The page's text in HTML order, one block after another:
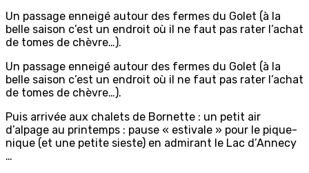
Un passage enneigé autour des fermes du Golet (à la
belle saison c’est un endroit où il ne faut pas rater l’achat
de tomes de chèvre…).
Un passage enneigé autour des fermes du Golet (à la
belle saison c’est un endroit où il ne faut pas rater l’achat
de tomes de chèvre…).
Puis arrivée aux chalets de Bornette : un petit air
d’alpage au printemps : pause « estivale » pour le pique-
nique (et une petite sieste) en admirant le Lac d’Annecy
…